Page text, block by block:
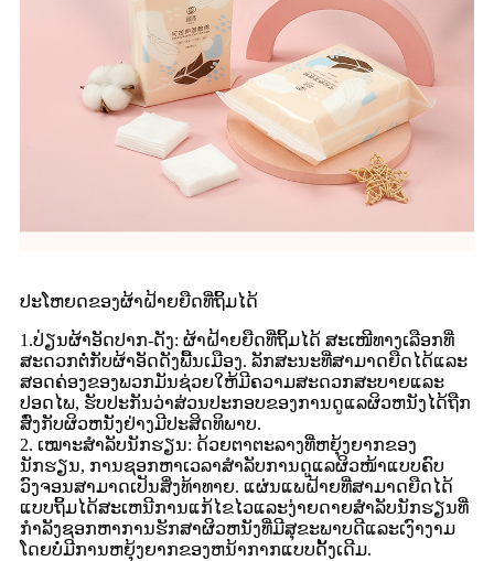
ປະໂຫຍດຂອງຜ້າຝ້າຍຍືດທີ່ຖິ້ມໄດ້
1.ປ່ຽນຜ້າອັດປາກ-ດັງ: ຜ້າຝ້າຍຍືດທີ່ຖິ້ມໄດ້ ສະເໜີທາງເລືອກທີ່
ສະດວກຕໍ່ກັບຜ້າອັດດັງພື້ນເມືອງ. ລັກສະນະທີ່ສາມາດຍືດໄດ້ແລະ
ສອດຄ່ອງຂອງພວກມັນຊ່ວຍໃຫ້ມີຄວາມສະດວກສະບາຍແລະ
ປອດໄພ, ຮັບປະກັນວ່າສ່ວນປະກອບຂອງການດູແລຜິວຫນັງໄດ້ຖືກ
ສົ່ງກັບຜິວຫນັງຢ່າງມີປະສິດທິພາບ.
2. ເໝາະສຳລັບນັກຮຽນ: ດ້ວຍຕາຕະລາງທີ່ຫຍຸ້ງຍາກຂອງ
ນັກຮຽນ, ການຊອກຫາເວລາສຳລັບການດູແລຜິວໜ້າແບບຄົບ
ວົງຈອນສາມາດເປັນສິ່ງທ້າທາຍ. ແຜ່ນແພຝ້າຍທີ່ສາມາດຍືດໄດ້
ແບບຖິ້ມໄດ້ສະເຫນີການແກ້ໄຂໄວແລະງ່າຍດາຍສໍາລັບນັກຮຽນທີ່
ກໍາລັງຊອກຫາການຮັກສາຜິວຫນັງທີ່ມີສຸຂະພາບດີແລະເງົາງາມ
ໂດຍບໍ່ມີການຫຍຸ້ງຍາກຂອງຫນ້າກາກແບບດັ້ງເດີມ.